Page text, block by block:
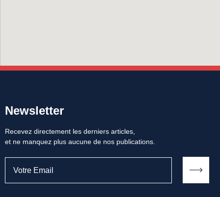
Newsletter
Recevez directement les derniers articles,
et ne manquez plus aucune de nos publications.